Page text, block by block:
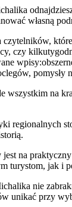
własną
czy
pomysły
wszystkim na
regionalnych
na
turystom, jak i
nie
unikać przy